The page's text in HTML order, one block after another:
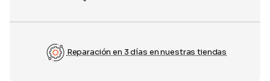
Reparación en 3 días en nuestras tiendas